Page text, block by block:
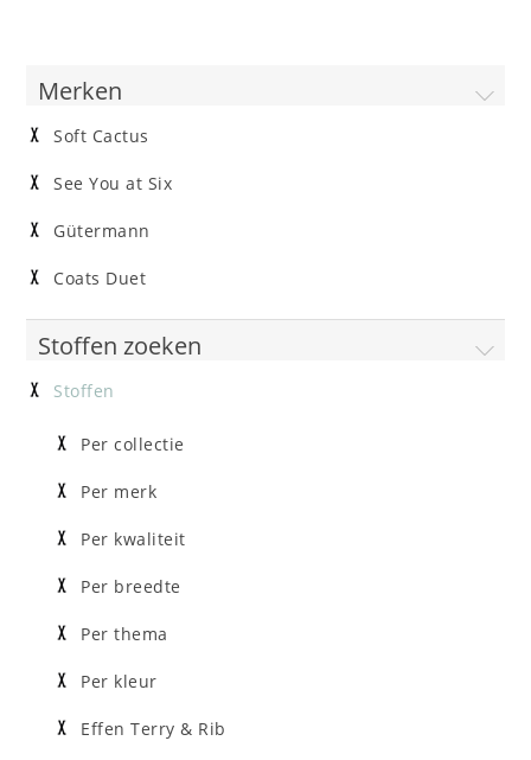
Merken
Soft Cactus
See You at Six
Gütermann
Coats Duet
Stoffen zoeken
Stoffen
Per collectie
Per merk
Per kwaliteit
Per breedte
Per thema
Per kleur
Effen Terry & Rib